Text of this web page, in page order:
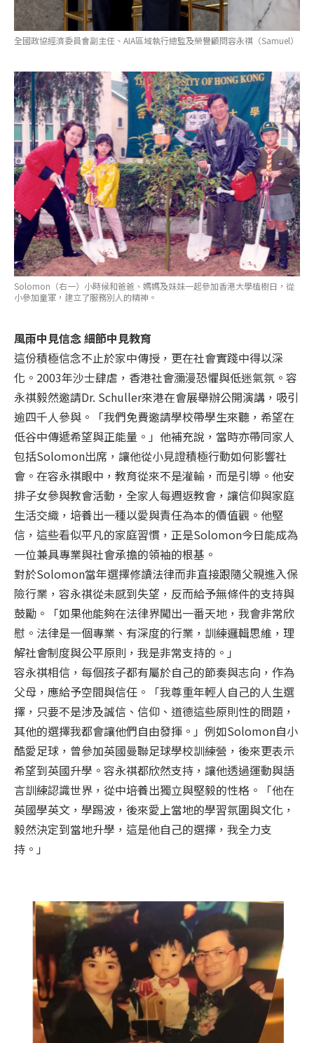
全國政協經濟委員會副主任、AIA區域執行總監及榮譽顧問容永祺（Samuel）
Solomon（右一）小時候和爸爸、媽媽及妹妹一起參加香港大學植樹日，從
小參加童軍，建立了服務別人的精神。
風雨中見信念 細節中見教育
這份積極信念不止於家中傳授，更在社會實踐中得以深
化。2003年沙士肆虐，香港社會瀰漫恐懼與低迷氣氛。容
永祺毅然邀請Dr. Schuller來港在會展舉辦公開演講，吸引
逾四千人參與。「我們免費邀請學校帶學生來聽，希望在
低谷中傳遞希望與正能量。」他補充說，當時亦帶同家人
包括Solomon出席，讓他從小見證積極行動如何影響社
會。在容永祺眼中，教育從來不是灌輸，而是引導。他安
排子女參與教會活動，全家人每週返教會，讓信仰與家庭
生活交織，培養出一種以愛與責任為本的價值觀。他堅
信，這些看似平凡的家庭習慣，正是Solomon今日能成為
一位兼具專業與社會承擔的領袖的根基。
對於Solomon當年選擇修讀法律而非直接跟隨父親進入保
險行業，容永祺從未感到失望，反而給予無條件的支持與
鼓勵。「如果他能夠在法律界闖出一番天地，我會非常欣
慰。法律是一個專業、有深度的行業，訓練邏輯思維，理
解社會制度與公平原則，我是非常支持的。」
容永祺相信，每個孩子都有屬於自己的節奏與志向，作為
父母，應給予空間與信任。「我尊重年輕人自己的人生選
擇，只要不是涉及誠信、信仰、道德這些原則性的問題，
其他的選擇我都會讓他們自由發揮。」例如Solomon自小
酷愛足球，曾參加英國曼聯足球學校訓練營，後來更表示
希望到英國升學。容永祺都欣然支持，讓他透過運動與語
言訓練認識世界，從中培養出獨立與堅毅的性格。「他在
英國學英文，學踢波，後來愛上當地的學習氛圍與文化，
毅然決定到當地升學，這是他自己的選擇，我全力支
持。」